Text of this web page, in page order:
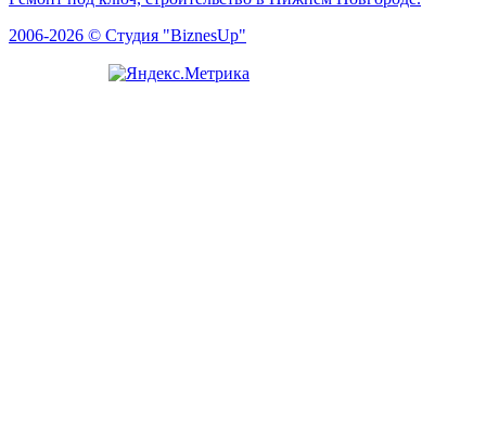
2006-2026 © Студия "BiznesUp"